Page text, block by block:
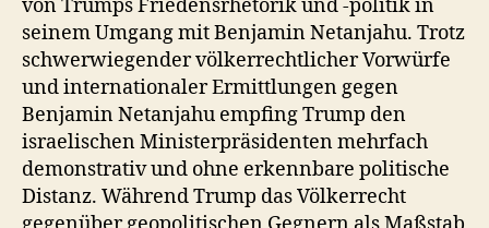
von Trumps Friedensrhetorik und -politik in
seinem Umgang mit Benjamin Netanjahu. Trotz
schwerwiegender völkerrechtlicher Vorwürfe
und internationaler Ermittlungen gegen
Benjamin Netanjahu empfing Trump den
israelischen Ministerpräsidenten mehrfach
demonstrativ und ohne erkennbare politische
Distanz. Während Trump das Völkerrecht